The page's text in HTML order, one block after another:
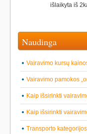
išlaikyta iš
Naudinga
Vairavimo kursų
Vairavimo pamokos
Kaip išsirinkti
Kaip išsirinkti
Transporto kategorijos